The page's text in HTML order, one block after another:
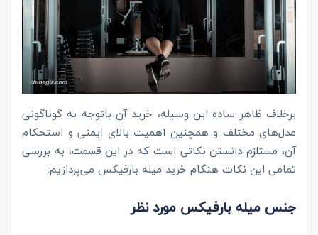
برخلاف ظاهر ساده این وسیله، خرید آن باتوجه به گوناگونی
مدل‌های مختلف و همچنین اهمیت بالای ایمنی و استحکام
آن، مستلزم دانستن نکاتی است که در این قسمت، به بررسی
تمامی این نکات هنگام خرید میله بارفیکس می‌پردازیم:
جنس میله بارفیکس مورد نظر